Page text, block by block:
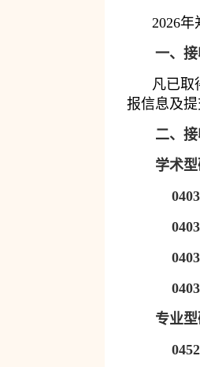
2026年
一、
凡已取
报信息及
二、
学术型
专业型